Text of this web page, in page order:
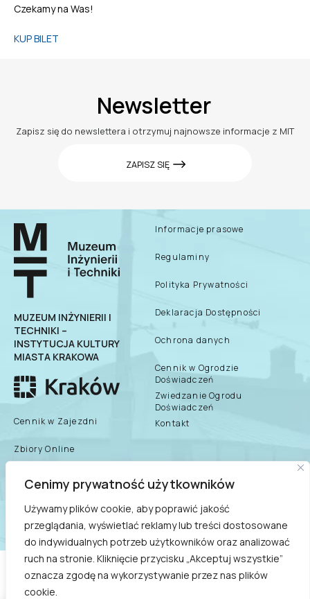
Cenimy prywatność użytkowników
Używamy plików cookie, aby poprawić jakość
przeglądania, wyświetlać reklamy lub treści dostosowane
do indywidualnych potrzeb użytkowników oraz analizować
ruch na stronie. Kliknięcie przycisku „Akceptuj wszystkie”
oznacza zgodę na wykorzystywanie przez nas plików
cookie.
Czekamy na Was!
KUP BILET
Newsletter
Zapisz się do newslettera i otrzymuj najnowsze informacje z MIT
ZAPISZ SIĘ
MUZEUM INŻYNIERII I
TECHNIKI –
INSTYTUCJA KULTURY
MIASTA KRAKOWA
Cennik w Zajezdni
Zbiory Online
Dane teleadresowe
Praca/Praktyki/Wolontariat
Informacje prasowe
Regulaminy
Polityka Prywatności
Deklaracja Dostępności
Ochrona danych
Cennik w Ogrodzie
Doświadczeń
Zwiedzanie Ogrodu
Doświadczeń
Kontakt
biuletyn informacji
COPYRIGHT © 2021
MUZEUM INŻYNIERII I TECHNIKI - INSTYTUCJA KULTURY